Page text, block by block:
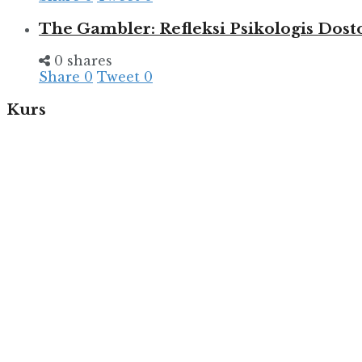
The Gambler: Refleksi Psikologis
0 shares
Share 0 Tweet 0
Kurs